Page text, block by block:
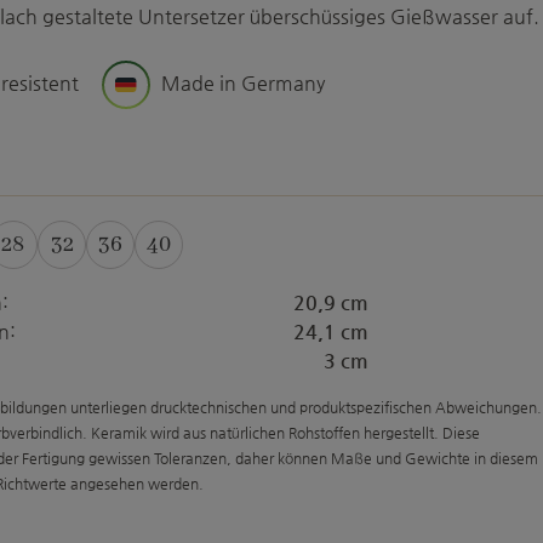
gestaltete Untersetzer überschüssiges Gießwasser auf.
Made in Germany
28 32 36 40
20,9 cm
24,1 cm
3 cm
unterliegen drucktechnischen und produktspezifischen Abweichungen.
Keramik wird aus natürlichen Rohstoffen hergestellt. Diese
Fertigung gewissen Toleranzen, daher können Maße und Gewichte in diesem
angesehen werden.